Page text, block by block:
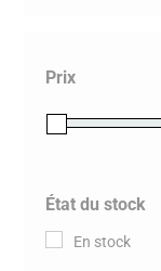
Prix
État du stock
En stock